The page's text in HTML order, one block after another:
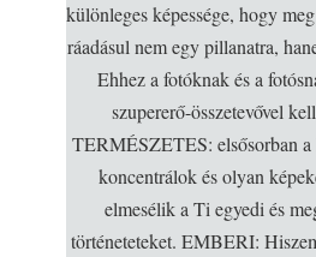
különleges képessége, hogy
ráadásul nem egy pillanatra,
Ehhez a fotóknak és a
szupererő-összetevővel
TERMÉSZETES: elsősorban
koncentrálok és olyan
elmesélik a Ti egyedi és
történeteteket. EMBERI: